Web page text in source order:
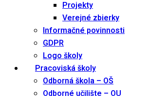
Projekty
Verejné zbierky
Informačné povinnosti
GDPR
Logo školy
Pracoviská školy
Odborná škola – OŠ
Odborné učilište – OU